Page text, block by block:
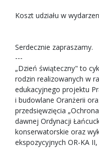
Koszt udziału w
Serdecznie zapraszamy.
---
„Dzień świąteczny" to
rodzin realizowanych w
edukacyjnego projektu
i budowlane Oranżerii
przedsięwzięcia
dawnej Ordynacji
konserwatorskie oraz
ekspozycyjnych OR-KA II,